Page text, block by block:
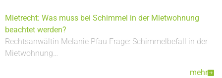
Mietrecht: Was muss bei Schimmel in der Mietwohnung
beachtet werden?
Rechtsanwältin Melanie Pfau Frage: Schimmelbefall in der
Mietwohnung…
mehr